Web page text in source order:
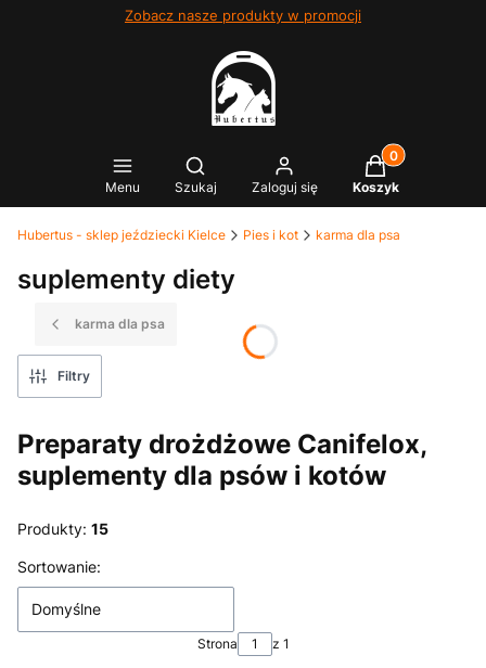
Zobacz nasze produkty w promocji
Menu
Otwórz wyszukiwarkę
Szukaj Zaloguj się
Produkty w
Koszyk
Hubertus - sklep jeździecki Kielce Pies i kot karma dla psa
suplementy diety
karma dla psa
Filtry
Preparaty drożdżowe Canifelox,
suplementy dla psów i kotów
Produkty: 15
Lista produktów
Sortowanie:
Domyślne
Strona z 1